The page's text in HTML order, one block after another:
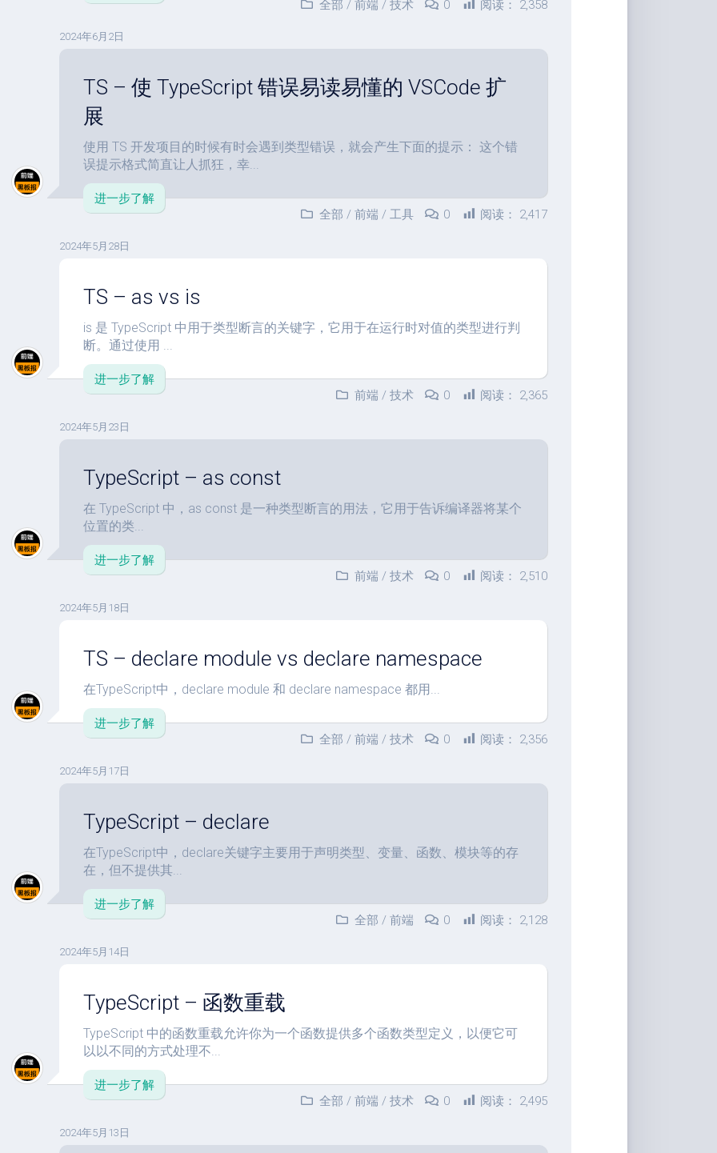
具
辑
器
瓣
年
Vue
桶
JS-
转
图
除
白
音
全部 / 前端 / 技术 0 阅读： 2,358
2024年6月2日
TS – 使 TypeScript 错误易读易懂的 VSCode 扩
展
使用 TS 开发项目的时候有时会遇到类型错误，就会产生下面的提示： 这个错
误提示格式简直让人抓狂，幸...
进一步了解
全部 / 前端 / 工具 0 阅读： 2,417
2024年5月28日
TS – as vs is
is 是 TypeScript 中用于类型断言的关键字，它用于在运行时对值的类型进行判
断。通过使用 ...
进一步了解
前端 / 技术 0 阅读： 2,365
2024年5月23日
TypeScript – as const
在 TypeScript 中，as const 是一种类型断言的用法，它用于告诉编译器将某个
位置的类...
进一步了解
前端 / 技术 0 阅读： 2,510
2024年5月18日
TS – declare module vs declare namespace
在TypeScript中，declare module 和 declare namespace 都用...
进一步了解
全部 / 前端 / 技术 0 阅读： 2,356
2024年5月17日
TypeScript – declare
在TypeScript中，declare关键字主要用于声明类型、变量、函数、模块等的存
在，但不提供其...
进一步了解
全部 / 前端 0 阅读： 2,128
2024年5月14日
TypeScript – 函数重载
TypeScript 中的函数重载允许你为一个函数提供多个函数类型定义，以便它可
以以不同的方式处理不...
进一步了解
全部 / 前端 / 技术 0 阅读： 2,495
2024年5月13日